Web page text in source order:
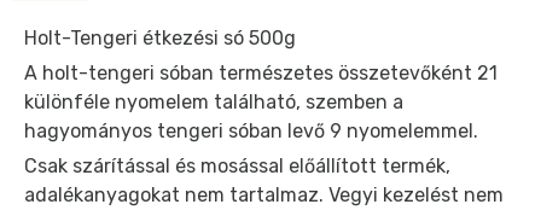
Holt-Tengeri étkezési só 500g
A holt-tengeri sóban természetes összetevőként 21
különféle nyomelem található, szemben a
hagyományos tengeri sóban levő 9 nyomelemmel.
Csak szárítással és mosással előállított termék,
adalékanyagokat nem tartalmaz. Vegyi kezelést nem